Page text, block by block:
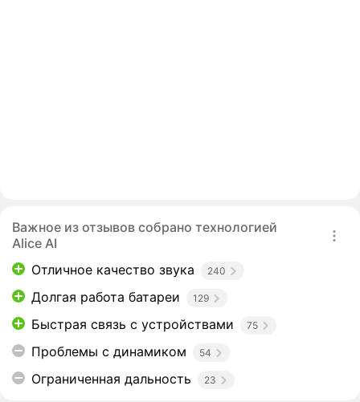
Важное из отзывов собрано технологией
Alice AI
Отличное качество звука
240
Долгая работа батареи 129
Быстрая связь с устройствами 75
Проблемы с динамиком 54
Ограниченная дальность 23